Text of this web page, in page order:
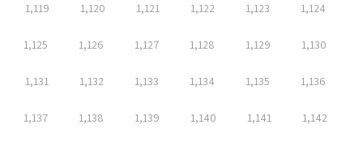
1,119 1,120 1,121 1,122 1,123 1,124
1,125 1,126 1,127 1,128 1,129 1,130
1,131 1,132 1,133 1,134 1,135 1,136
1,137 1,138 1,139 1,140 1,141 1,142